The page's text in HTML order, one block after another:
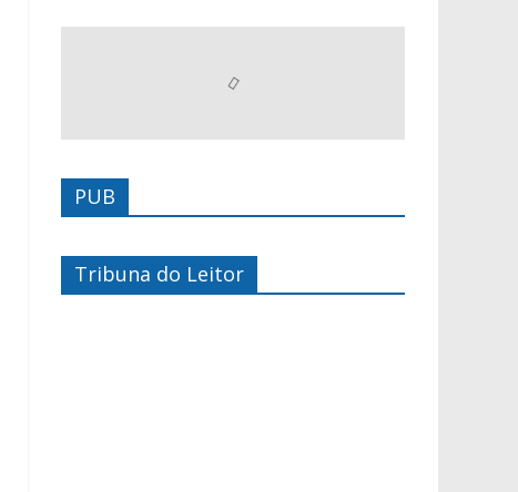
PUB
Tribuna do Leitor